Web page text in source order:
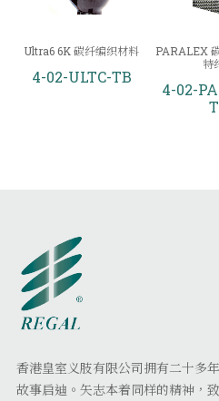
Ultra6 6K 碳纤编织材料
4-02-ULTC-TB
PARALEX
特
4-02-
香港皇室义肢有限公司拥有二十多
故事启迪。矢志本着同样的精神，